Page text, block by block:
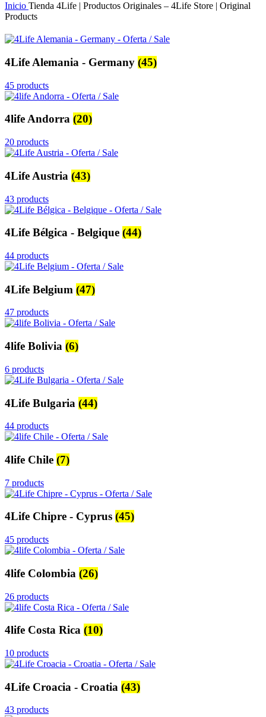
Inicio Tienda 4Life | Productos Originales – 4Life Store | Original
Products
4Life Alemania - Germany (45)
45 products
4life Andorra (20)
20 products
4Life Austria (43)
43 products
4Life Bélgica - Belgique (44)
44 products
4Life Belgium (47)
47 products
4life Bolivia (6)
6 products
4Life Bulgaria (44)
44 products
4life Chile (7)
7 products
4Life Chipre - Cyprus (45)
45 products
4life Colombia (26)
26 products
4life Costa Rica (10)
10 products
4Life Croacia - Croatia (43)
43 products